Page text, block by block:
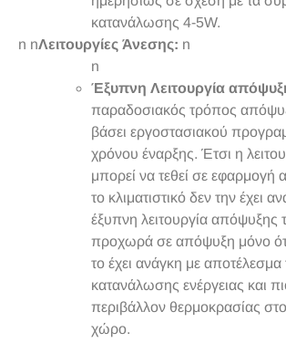
κατανάλωσης 4-5W.
n nΛειτουργίες Άνεσης: n
n
Έξυπνη Λειτουργία
παραδοσιακός τρόπος
βάσει εργοστασιακού
χρόνου έναρξης. Έτσι η
μπορεί να τεθεί σε εφαρμογή
το κλιματιστικό δεν την έχει
έξυπνη λειτουργία απόψυξης
προχωρά σε απόψυξη μόνο
το έχει ανάγκη με
κατανάλωσης ενέργειας και
περιβάλλον θερμοκρασίας
χώρο.